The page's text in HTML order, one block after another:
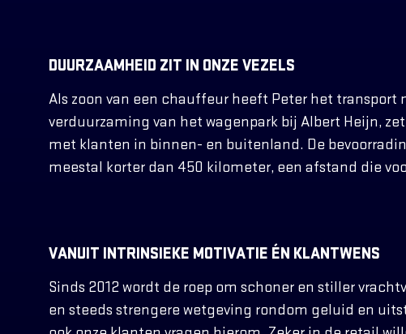
DUURZAAMHEID ZIT IN ONZE VEZELS
Als zoon van een chauffeur heeft Peter het
verduurzaming van het wagenpark bij Albert Heijn,
met klanten in binnen- en buitenland. De
meestal korter dan 450 kilometer, een afstand die
VANUIT INTRINSIEKE MOTIVATIE ÉN KLANTWENS
Sinds 2012 wordt de roep om schoner en stiller
en steeds strengere wetgeving rondom geluid en